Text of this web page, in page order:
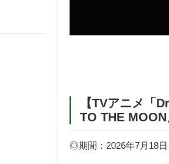
【TVアニメ「
TO THE MOON
◎期間：2026年7月18日